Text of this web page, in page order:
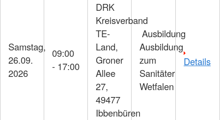
Samstag,
26.09.
2026
09:00
- 17:00
DRK
Kreisverband
TE-
Land,
Groner
Allee
27,
49477
Ibbenbüren
Ausbildung
Ausbildung
zum
Sanitäter
Wetfalen
Details